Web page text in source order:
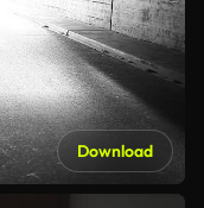
Download